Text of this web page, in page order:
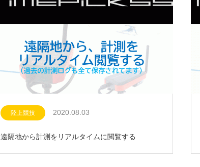
陸上競技 2020.08.03
遠隔地から計測をリアルタイムに閲覧する